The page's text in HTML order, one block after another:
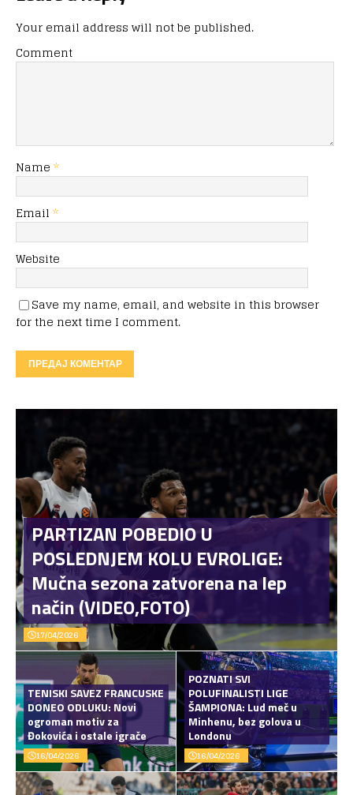
Your email address will not be published.
Comment
Name *
Email *
Website
Save my name, email, and website in this browser
for the next time I comment.
PARTIZAN POBEDIO U
POSLEDNJEM KOLU EVROLIGE:
Mučna sezona zatvorena na lep
način (VIDEO,FOTO)
17/04/2026
TENISKI SAVEZ FRANCUSKE
DONEO ODLUKU: Novi
ogroman motiv za
Đokovića i ostale igrače
16/04/2026
POZNATI SVI
POLUFINALISTI LIGE
ŠAMPIONA: Lud meč u
Minhenu, bez golova u
Londonu
16/04/2026